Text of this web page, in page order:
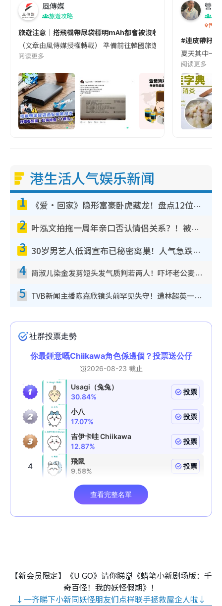
風傳媒
旅遊攻略
旅遊注意｜搭飛機帶尿袋標明mAh都會被沒收😱出發前切記檢查
（文章由風傳媒授權轉載） 準備前往韓國旅遊的民眾，近期要
阅读更多
營養
香港
#連皮帶籽
夏天其中一
阅读更多
港生活人气娱乐新闻
1 《爱·回家》隐形富豪卧虎藏龙！盘点12位财气逼人的有钱艺人：这位美女3亿身家不愁做
2 叶泓文拍拖一周年亲口否认情侣关系？！被质疑感情造假竟称GM“普通同事”
3 30岁男艺人低调宣布已秘密离巢！人气急跌变失踪人口：“这几年过得并不容易”
4 简淑儿染金发剪短头发气质判若两人！吓坏老公麦大力都认不出：“你做什么？”
5 TVB新闻主播陈嘉欣镜头前罕见失守！遭林超英一句话突袭吓坏当场大笑
【新会员限定】《U GO》请你睇👹《蜡笔小新剧场版：千
奇百怪！我的妖怪假期》！
↓一齐睇下小新同妖怪朋友们点样联手拯救屋企人啦↓